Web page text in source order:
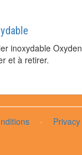
inoxydable
et à retirer.
·